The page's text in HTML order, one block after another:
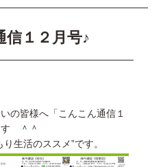
信１２月号♪
の皆様へ「こんこん通信１
す ＾＾
生活のススメ”です。